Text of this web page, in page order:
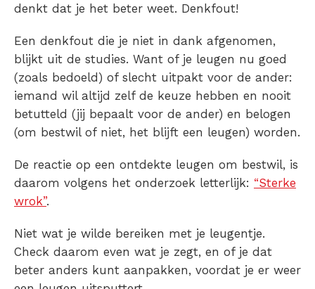
denkt dat je het beter weet. Denkfout!
Een denkfout die je niet in dank afgenomen,
blijkt uit de studies. Want of je leugen nu goed
(zoals bedoeld) of slecht uitpakt voor de ander:
iemand wil altijd zelf de keuze hebben en nooit
betutteld (jij bepaalt voor de ander) en belogen
(om bestwil of niet, het blijft een leugen) worden.
De reactie op een ontdekte leugen om bestwil, is
daarom volgens het onderzoek letterlijk: “Sterke
wrok”.
Niet wat je wilde bereiken met je leugentje.
Check daarom even wat je zegt, en of je dat
beter anders kunt aanpakken, voordat je er weer